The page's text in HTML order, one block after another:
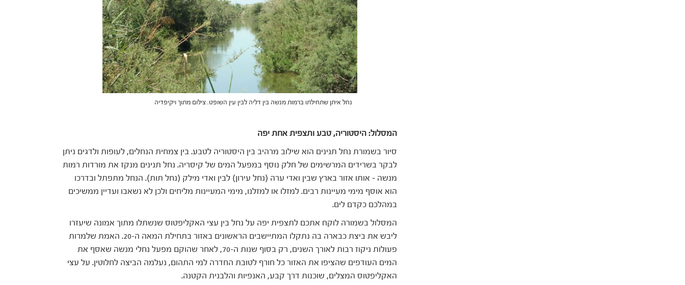
נחל איתן שתחילתו ברמות מנשה בין דליה לבין עין השופט. צילום מתוך ויקיפדיה
המסלול: היסטוריה, טבע ותצפית אחת יפה
סיור בשמורת נחל תנינים הוא שילוב מרהיב בין היסטוריה לטבע. בין צמחית הנחלים, לעופות ולדגים ניתן
לבקר בשרידים המרשימים של חלק נוסף במפעל המים של קיסריה. נחל תנינים מנקז את מורדות רמות
מנשה – אותו אזור בארץ שבין ואדי ערה (נחל עירון) לבין ואדי מילק (נחל תות). הנחל מתפתל ובדרכו
הוא אוסף מימי מעיינות רבים. למזלו או למזלנו, מימי המעיינות מליחים ולכן לא נשאבו ועדיין ממשיכים
במהלכם כקדם לים.
המסלול בשמורה לוקח אתכם לתצפית יפה על נחל בין עצי האקליפטוס שנשתלו מתוך אמונה שיעזרו
ליבש את ביצת כבארה בה נתקלו המתיישבים הראשונים באזור בתחילת המאה ה-20. האמת שלמרות
פעולות ניקוז רבות לאורך השנים, רק בסוף שנות ה-70, לאחר שהוקם מפעל נחלי מנשה שאסף את
המים העודפים שהציפו את האזור כל חורף לטובת החדרה למי התהום, נעלמה הביצה לחלוטין. על עצי
האקליפטוס המצלים, שוכנות דרך קבע, האנפיות והלבנית הקטנה.